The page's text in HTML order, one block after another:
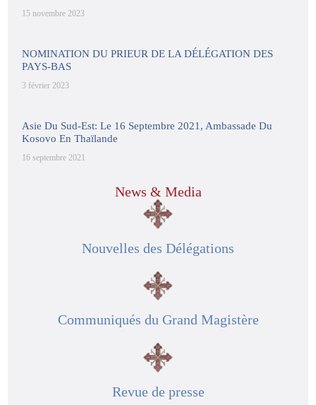
15 novembre 2023
NOMINATION DU PRIEUR DE LA DÉLÉGATION DES
PAYS-BAS
3 février 2023
Asie Du Sud-Est: Le 16 Septembre 2021, Ambassade Du
Kosovo En Thaïlande
16 septembre 2021
News & Media
Nouvelles des Délégations
Communiqués du Grand Magistère
Revue de presse